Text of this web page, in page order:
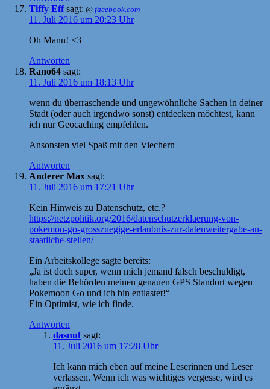
Tiffy Eff sagt: @ facebook.com
11. Juli 2016 um 20:23 Uhr
Oh Mann! <3
Antworten
Rano64 sagt:
11. Juli 2016 um 18:13 Uhr
wenn du überraschende und ungewöhnliche Sachen in deiner
Stadt (oder auch irgendwo sonst) entdecken möchtest, kann
ich nur Geocaching empfehlen.
Ansonsten viel Spaß mit den Viechern
Antworten
Anderer Max sagt:
11. Juli 2016 um 17:21 Uhr
Kein Hinweis zu Datenschutz, etc.?
https://netzpolitik.org/2016/datenschutzerklaerung-von-
pokemon-go-grosszuegige-erlaubnis-zur-datenweitergabe-an-
staatliche-stellen/
Ein Arbeitskollege sagte bereits:
„Ja ist doch super, wenn mich jemand falsch beschuldigt,
haben die Behörden meinen genauen GPS Standort wegen
Pokemoon Go und ich bin entlastet!“
Ein Optimist, wie ich finde.
Antworten
dasnuf sagt:
11. Juli 2016 um 17:28 Uhr
Ich kann mich eben auf meine Leserinnen und Leser
verlassen. Wenn ich was wichtiges vergesse, wird es